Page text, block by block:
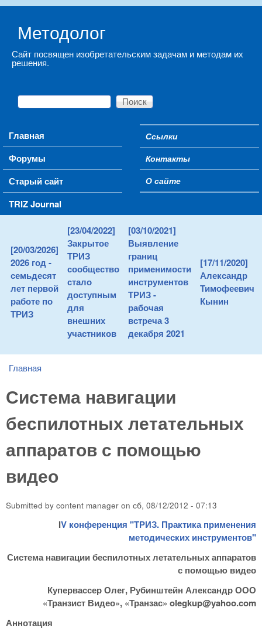
Методолог
Сайт посвящен изобретательским задачам и методам их
решения.
Форма поиска
Поиск
Main menu
Главная
Форумы
Старый сайт
TRIZ Journal
Secondary menu
Ссылки
Контакты
О сайте
[20/03/2026]
2026 год -
семьдесят
лет первой
работе по
ТРИЗ
[23/04/2022]
Закрытое
ТРИЗ
сообщество
стало
доступным
для
внешних
участников
[03/10/2021]
Выявление
границ
применимости
инструментов
ТРИЗ -
рабочая
встреча 3
декабря 2021
[17/11/2020]
Александр
Тимофеевич
Кынин
You are here
Главная
Система навигации
беспилотных летательных
аппаратов с помощью
видео
Submitted by content manager on сб, 08/12/2012 - 07:13
IV конференция "ТРИЗ. Практика применения
методических инструментов"
Система навигации беспилотных летательных аппаратов
с помощью видео
Купервассер Олег, Рубинштейн Александр ООО
«Транзист Видео», «Транзас» olegkup@yahoo.com
Аннотация